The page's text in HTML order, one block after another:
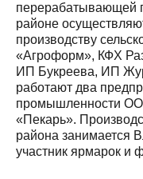
перерабатывающей
районе
производству
«Агроформ», КФХ
ИП Букреева, ИП
работают два
промышленности
«Пекарь».
района занимается
участник ярмарок и